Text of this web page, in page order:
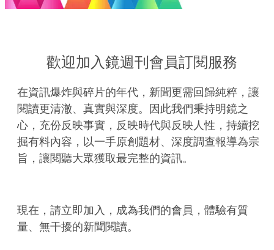
歡迎加入鏡週刊會員訂閱服務
在資訊爆炸與碎片的年代，新聞更需回歸純粹，讓
閱讀更清澈、真實與深度。因此我們秉持明鏡之
心，充份反映事實，反映時代與反映人性，持續挖
掘有料內容，以一手原創題材、深度調查報導為宗
旨，讓閱聽大眾獲取最完整的資訊。
現在，請立即加入，成為我們的會員，體驗有質
量、無干擾的新聞閱讀。